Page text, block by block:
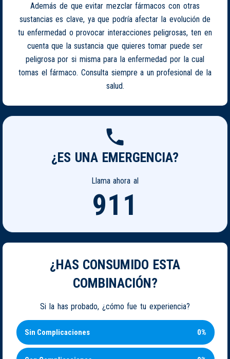
Además de que evitar mezclar fármacos con otras
sustancias es clave, ya que podría afectar la evolución de
tu enfermedad o provocar interacciones peligrosas, ten en
cuenta que la sustancia que quieres tomar puede ser
peligrosa por si misma para la enfermedad por la cual
tomas el fármaco. Consulta siempre a un profesional de la
salud.
¿ES UNA EMERGENCIA?
Llama ahora al
911
¿HAS CONSUMIDO ESTA
COMBINACIÓN?
Si la has probado, ¿cómo fue tu experiencia?
Sin Complicaciones 0%